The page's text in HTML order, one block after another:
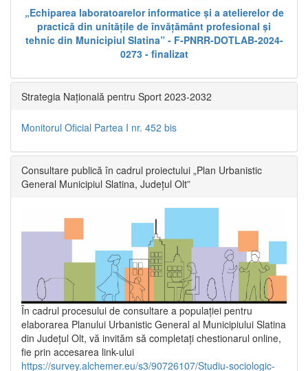
„Echiparea laboratoarelor informatice și a atelierelor de
practică din unitățile de învățământ profesional și
tehnic din Municipiul Slatina” - F-PNRR-DOTLAB-2024-
0273 - finalizat
Strategia Națională pentru Sport 2023-2032
Monitorul Oficial Partea I nr. 452 bis
Consultare publică în cadrul proiectului „Plan Urbanistic
General Municipiul Slatina, Județul Olt”
În cadrul procesului de consultare a populaţiei pentru
elaborarea Planului Urbanistic General al Municipiului Slatina
din Județul Olt, vă invităm să completați chestionarul online,
fie prin accesarea link-ului
https://survey.alchemer.eu/s3/90726107/Studiu-sociologic-